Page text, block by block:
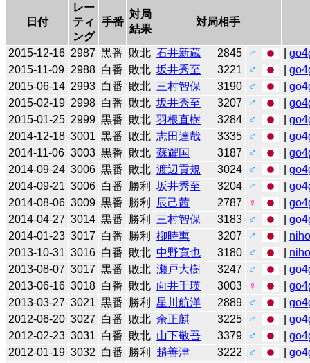
日付
レー
ティ
ング
手番
対局
結果
対局相手
2015-12-16 2987 黒番 敗北 石井新蔵 2845 ♂ |
2015-11-09 2988 白番 敗北 坂井秀至 3221 ♂ |
2015-06-14 2993 白番 敗北 三村智保 3190 ♂ |
2015-02-19 2998 白番 敗北 坂井秀至 3207 ♂ |
2015-01-25 2999 黒番 敗北 羽根直樹 3284 ♂ |
2014-12-18 3001 黒番 敗北 志田達哉 3335 ♂ |
2014-11-06 3003 黒番 敗北 蘇耀国 3187 ♂ |
2014-09-24 3006 黒番 敗北 渡辺貢規 3024 ♂ |
2014-09-21 3006 白番 勝利 坂井秀至 3204 ♂ |
2014-08-06 3009 黒番 勝利 辰己茜 2787 ♀ |
2014-04-27 3014 黒番 勝利 三村智保 3183 ♂ |
2014-01-23 3017 白番 勝利 柳時熏 3207 ♂
2013-10-31 3016 白番 敗北 中野寛也 3180 ♂
2013-08-07 3017 黒番 敗北 瀬戸大樹 3247 ♂ |
2013-06-16 3018 白番 敗北 向井千瑛 3003 ♀ |
2013-03-27 3021 黒番 勝利 星川航洋 2889 ♂ |
2012-06-20 3027 白番 敗北 余正麒 3225 ♂ |
2012-02-23 3031 白番 敗北 山下敬吾 3379 ♂ |
2012-01-19 3032 白番 勝利 趙善津 3222 ♂ |